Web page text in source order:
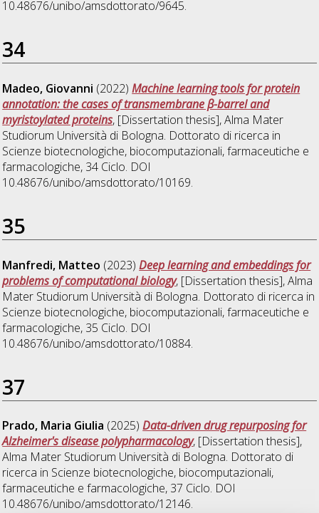
10.48676/unibo/amsdottorato/9645.
34
Madeo, Giovanni (2022)Machine learning tools for protein
annotation: the cases of transmembrane β-barrel and
myristoylated proteins, [Dissertation thesis], Alma Mater
Studiorum Università di Bologna. Dottorato di ricerca in
Scienze biotecnologiche, biocomputazionali, farmaceutiche e
farmacologiche, 34 Ciclo. DOI
10.48676/unibo/amsdottorato/10169.
35
Manfredi, Matteo (2023)Deep learning and embeddings for
problems of computational biology, [Dissertation thesis], Alma
Mater Studiorum Università di Bologna. Dottorato di ricerca in
Scienze biotecnologiche, biocomputazionali, farmaceutiche e
farmacologiche, 35 Ciclo. DOI
10.48676/unibo/amsdottorato/10884.
37
Prado, Maria Giulia (2025)Data-driven drug repurposing for
Alzheimer's disease polypharmacology, [Dissertation thesis],
Alma Mater Studiorum Università di Bologna. Dottorato di
ricerca in Scienze biotecnologiche, biocomputazionali,
farmaceutiche e farmacologiche, 37 Ciclo. DOI
10.48676/unibo/amsdottorato/12146.